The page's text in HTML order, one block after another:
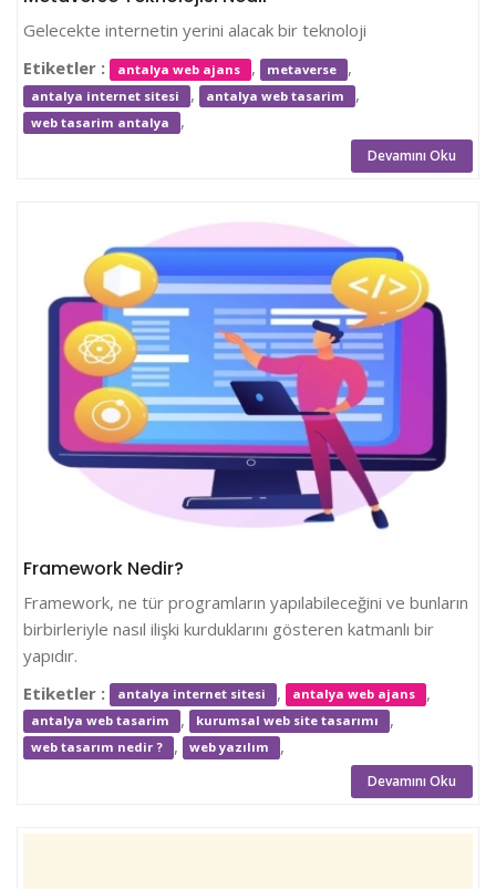
Gelecekte internetin yerini alacak bir teknoloji
Etiketler :
antalya web ajans , metaverse ,
antalya internet sitesi , antalya web tasarim ,
web tasarim antalya ,
Devamını Oku
Framework Nedir?
Framework, ne tür programların yapılabileceğini ve bunların
birbirleriyle nasıl ilişki kurduklarını gösteren katmanlı bir
yapıdır.
Etiketler :
antalya internet sitesi , antalya web ajans ,
antalya web tasarim , kurumsal web site tasarımı ,
web tasarım nedir ? , web yazılım ,
Devamını Oku